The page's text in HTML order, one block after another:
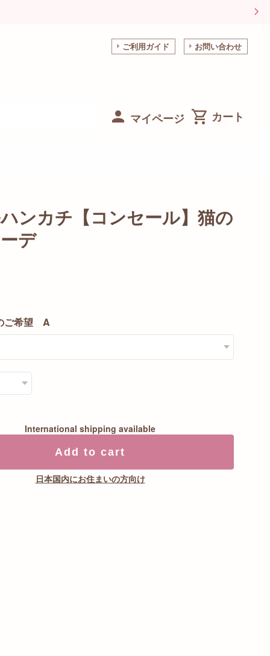
ご利用ガイド お問い合わせ
マイページ
ンカチ【コンセール】猫の
デ
ご希望 A
International shipping available
Add to cart
日本国内にお住まいの方向け